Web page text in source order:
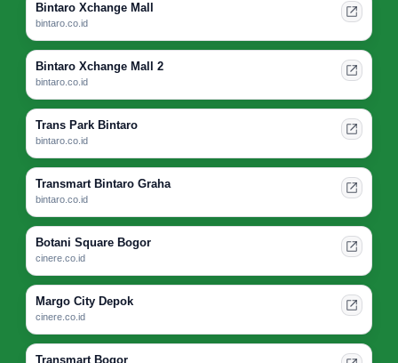
Bintaro Xchange Mall
bintaro.co.id
Bintaro Xchange Mall 2
bintaro.co.id
Trans Park Bintaro
bintaro.co.id
Transmart Bintaro Graha
bintaro.co.id
Botani Square Bogor
cinere.co.id
Margo City Depok
cinere.co.id
Transmart Bogor